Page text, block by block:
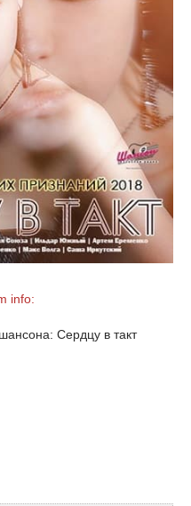
info:
Сердцу в такт